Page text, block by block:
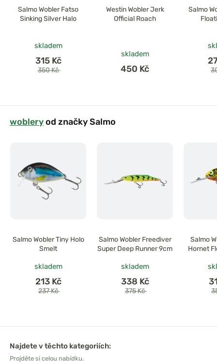
Salmo Wobler Fatso
Sinking Silver Halo
skladem
315 Kč
350 Kč
Westin Wobler Jerk
Official Roach
skladem
450 Kč
Salmo
wobleryod značky Salmo
Salmo Wobler Tiny Holo
Smelt
skladem
213 Kč
237 Kč
Salmo Wobler Freediver
Super Deep Runner 9cm
skladem
338 Kč
375 Kč
Salmo
Hornet
Najdete v těchto kategoriích:
Projděte si celou nabídku.